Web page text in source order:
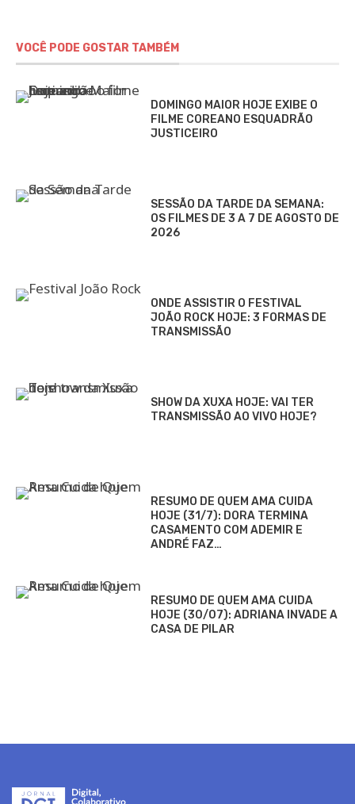
VOCÊ PODE GOSTAR TAMBÉM
DOMINGO MAIOR HOJE EXIBE O
FILME COREANO ESQUADRÃO
JUSTICEIRO
SESSÃO DA TARDE DA SEMANA:
OS FILMES DE 3 A 7 DE AGOSTO DE
2026
ONDE ASSISTIR O FESTIVAL
JOÃO ROCK HOJE: 3 FORMAS DE
TRANSMISSÃO
SHOW DA XUXA HOJE: VAI TER
TRANSMISSÃO AO VIVO HOJE?
RESUMO DE QUEM AMA CUIDA
HOJE (31/7): DORA TERMINA
CASAMENTO COM ADEMIR E
ANDRÉ FAZ…
RESUMO DE QUEM AMA CUIDA
HOJE (30/07): ADRIANA INVADE A
CASA DE PILAR